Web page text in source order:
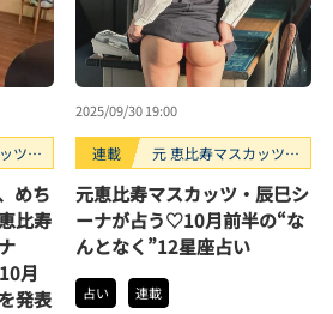
ツ・
めち
比寿
月
発表
2025/09/30 19:00
連載
元 恵比寿マスカッツ・
く占い
元恵比寿マスカッツ・辰巳シ
ーナが占う♡10月前半の“な
んとなく”12星座占い
占い 連載